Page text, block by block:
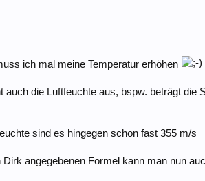
ich mal meine Temperatur erhöhen
auch die Luftfeuchte aus, bspw. beträgt
sind es hingegen schon fast 355 m/s
Dirk angegebenen Formel kann man nun